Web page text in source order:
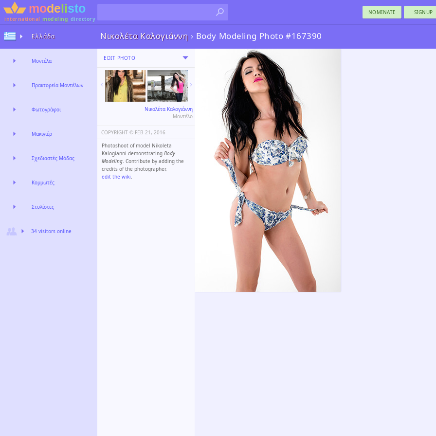
international modeling directory
NOMINATE SIGNUP
Νικολέτα Καλογιάννη › Body Modeling Photo #167390
EDIT PHOTO
Νικολέτα Καλογιάννη
Μοντέλο
COPYRIGHT ©️ FEB 21, 2016
Photoshoot of model Nikoleta
Kalogianni demonstrating Body
Modeling. Contribute by adding the
credits of the photographer,
edit the wiki.
Ελλάδα
Μοντέλα
Πρακτορεία Μοντέλων
Φωτογράφοι
Μακιγιέρ
Σχεδιαστές Μόδας
Κομμωτές
Στυλίστες
34 visitors online